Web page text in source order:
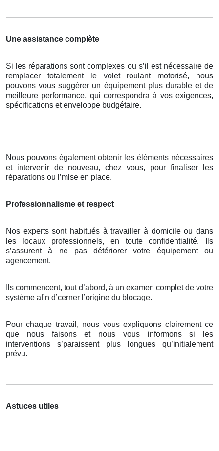
Une assistance complète
Si les réparations sont complexes ou s’il est nécessaire de
remplacer totalement le volet roulant motorisé, nous
pouvons vous suggérer un équipement plus durable et de
meilleure performance, qui correspondra à vos exigences,
spécifications et enveloppe budgétaire.
Nous pouvons également obtenir les éléments nécessaires
et intervenir de nouveau, chez vous, pour finaliser les
réparations ou l’mise en place.
Professionnalisme et respect
Nos experts sont habitués à travailler à domicile ou dans
les locaux professionnels, en toute confidentialité. Ils
s’assurent à ne pas détériorer votre équipement ou
agencement.
Ils commencent, tout d’abord, à un examen complet de votre
système afin d’cerner l’origine du blocage.
Pour chaque travail, nous vous expliquons clairement ce
que nous faisons et nous vous informons si les
interventions s’paraissent plus longues qu’initialement
prévu.
Astuces utiles